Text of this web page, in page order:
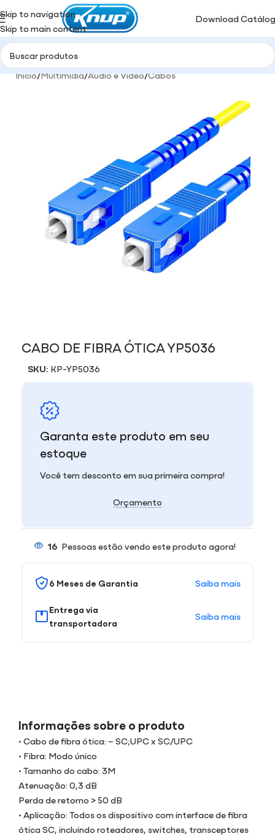
Skip to navigation
Skip to main content
Download
Início/Multimidia/Áudio e Video/Cabos
CABO DE FIBRA ÓTICA YP5036
SKU: KP-YP5036
Garanta este produto em seu
estoque
Você tem desconto em sua primeira compra!
Orçamento
16 Pessoas estão vendo este produto agora!
6 Meses de Garantia Saiba mais
Entrega via
transportadora
Saiba mais
Informações sobre o produto
• Cabo de fibra ótica: – SC;UPC x SC/UPC
• Fibra: Modo único
• Tamanho do cabo: 3M
Atenuação: 0,3 dB
Perda de retorno > 50 dB
• Aplicação: Todos os dispositivo com interface de fibra
ótica SC, incluindo roteadores, switches, transceptores